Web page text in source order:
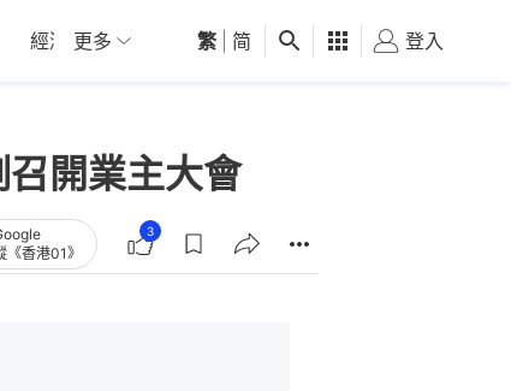
經濟 01深圳 觀點 健康 好食玩飛
更多 繁 简 登入
開業主大會
《香港01》
3